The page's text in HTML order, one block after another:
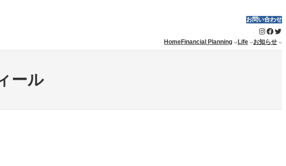
お問い合わせ
Instagram Facebook Twitter
HomeFinancial Planning Life お知らせ
ール